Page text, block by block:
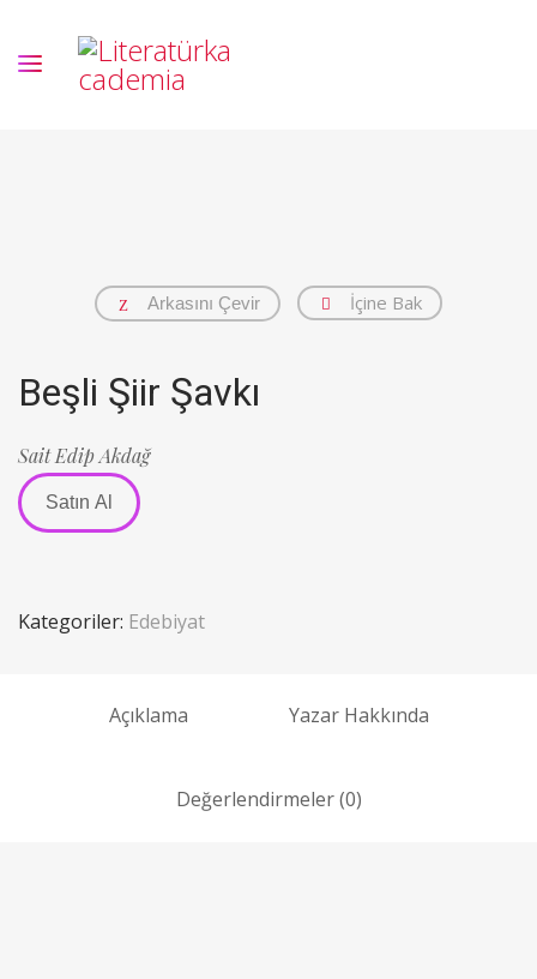
Arkasını Çevir İçine Bak
Beşli Şiir Şavkı
Sait Edip Akdağ
Satın Al
Kategoriler: Edebiyat
Açıklama Yazar Hakkında
Değerlendirmeler (0)